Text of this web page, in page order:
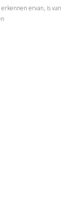
ervan, is van